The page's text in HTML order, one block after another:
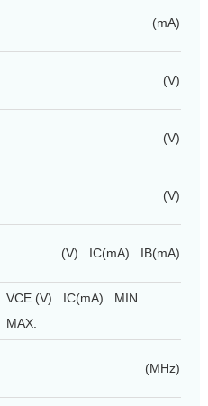
(mA)
(V)
(V)
(V)
(V) IC(mA) IB(mA)
VCE (V) IC(mA) MIN.
MAX.
(MHz)